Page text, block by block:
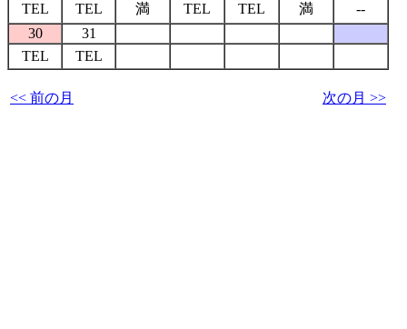
TEL
TEL 満 TEL TEL 満
--
30
31
TEL
TEL
<< 前の月 次の月 >>